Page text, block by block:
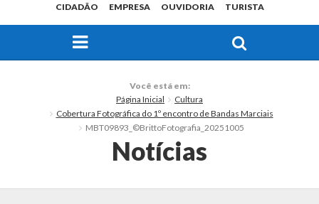
CIDADÃO EMPRESA OUVIDORIA TURISTA
Histórico
Você está em:
Página Inicial
Cultura
Cobertura Fotográfica do 1º encontro de Bandas Marciais
MBT09893_©BrittoFotografia_20251005
Notícias